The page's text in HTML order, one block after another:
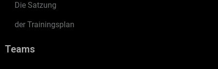
Die Satzung
der Trainingsplan
Teams